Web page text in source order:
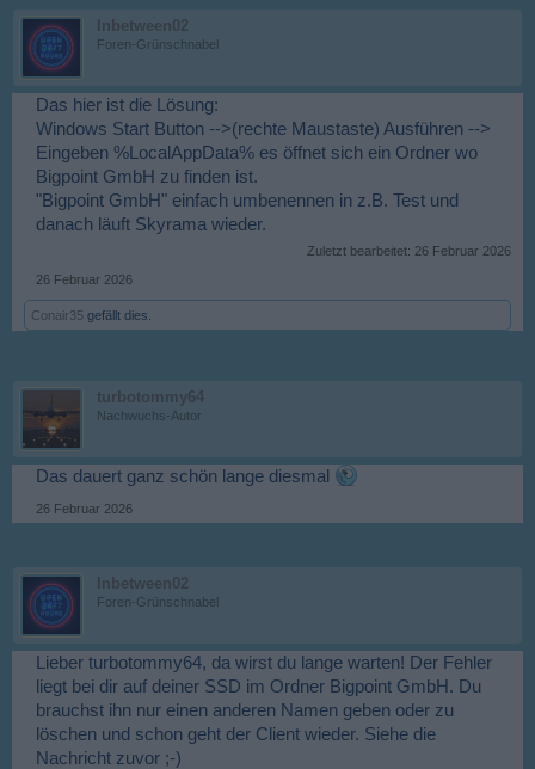
Inbetween02
Foren-Grünschnabel
Das hier ist die Lösung:
Windows Start Button -->(rechte Maustaste) Ausführen -->
Eingeben %LocalAppData% es öffnet sich ein Ordner wo
Bigpoint GmbH zu finden ist.
"Bigpoint GmbH" einfach umbenennen in z.B. Test und
danach läuft Skyrama wieder.
Zuletzt bearbeitet: 26 Februar 2026
26 Februar 2026
Conair35 gefällt dies.
turbotommy64
Nachwuchs-Autor
Das dauert ganz schön lange diesmal
26 Februar 2026
Inbetween02
Foren-Grünschnabel
Lieber turbotommy64, da wirst du lange warten! Der Fehler
liegt bei dir auf deiner SSD im Ordner Bigpoint GmbH. Du
brauchst ihn nur einen anderen Namen geben oder zu
löschen und schon geht der Client wieder. Siehe die
Nachricht zuvor ;-)